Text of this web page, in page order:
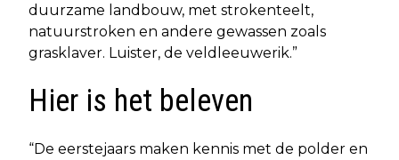
duurzame landbouw, met strokenteelt,
natuurstroken en andere gewassen zoals
grasklaver. Luister, de veldleeuwerik.”
Hier is het beleven
“De eerstejaars maken kennis met de polder en